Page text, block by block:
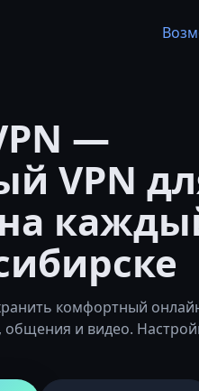
—
VPN
комфортный
и видео.